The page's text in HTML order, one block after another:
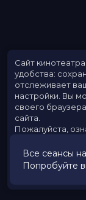
Все сеансы
Попробуйте
Сайт
удобства:
отслеживает
настройки. Вы
своего
сайта.
Пожалуйста,